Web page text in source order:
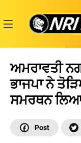
content
ਅਮਰਾਵਤੀ
ਭਾਜਪਾ ਨੇ
ਸਮਰਥਨ